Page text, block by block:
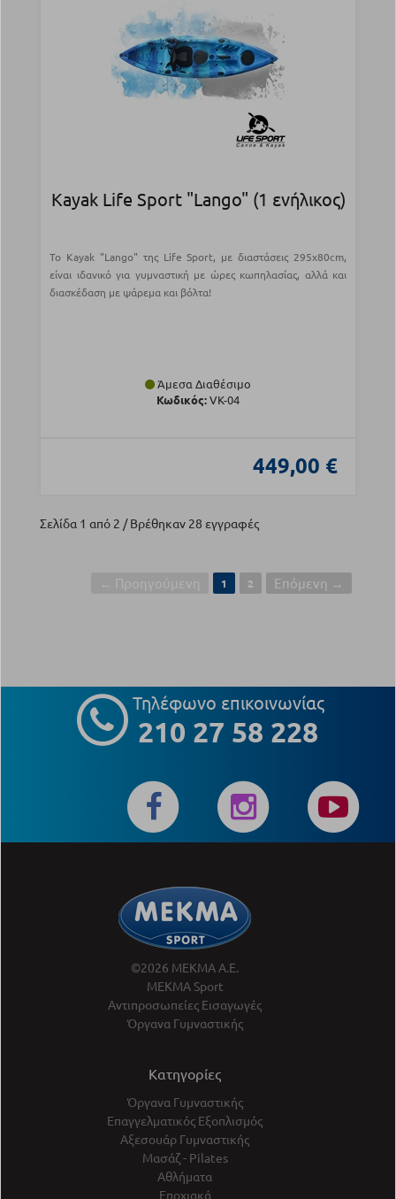
Kayak Life Sport "Lango" (1 ενήλικος)
Το Kayak "Lango" της Life Sport, με διαστάσεις 295x80cm,
είναι ιδανικό για γυμναστική με ώρες κωπηλασίας, αλλά και
διασκέδαση με ψάρεμα και βόλτα!
Άμεσα Διαθέσιμο
Κωδικός:VK-04
449,00 €
Σελίδα 1 από 2 / Βρέθηκαν 28 εγγραφές
← Προηγούμενη 1 2 Επόμενη →
Τηλέφωνο επικοινωνίας
210 27 58 228
©2026 ΜΕΚΜΑ Α.Ε.
ΜΕΚΜΑ Sport
Αντιπροσωπείες Εισαγωγές
Όργανα Γυμναστικής
Κατηγορίες
Όργανα Γυμναστικής
Επαγγελματικός Εξοπλισμός
Αξεσουάρ Γυμναστικής
Μασάζ - Pilates
Αθλήματα
Εποχιακά